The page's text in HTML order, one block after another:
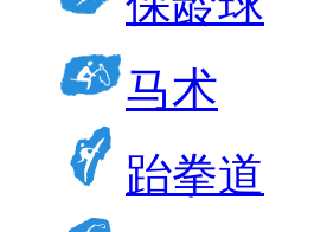
马术
跆拳道